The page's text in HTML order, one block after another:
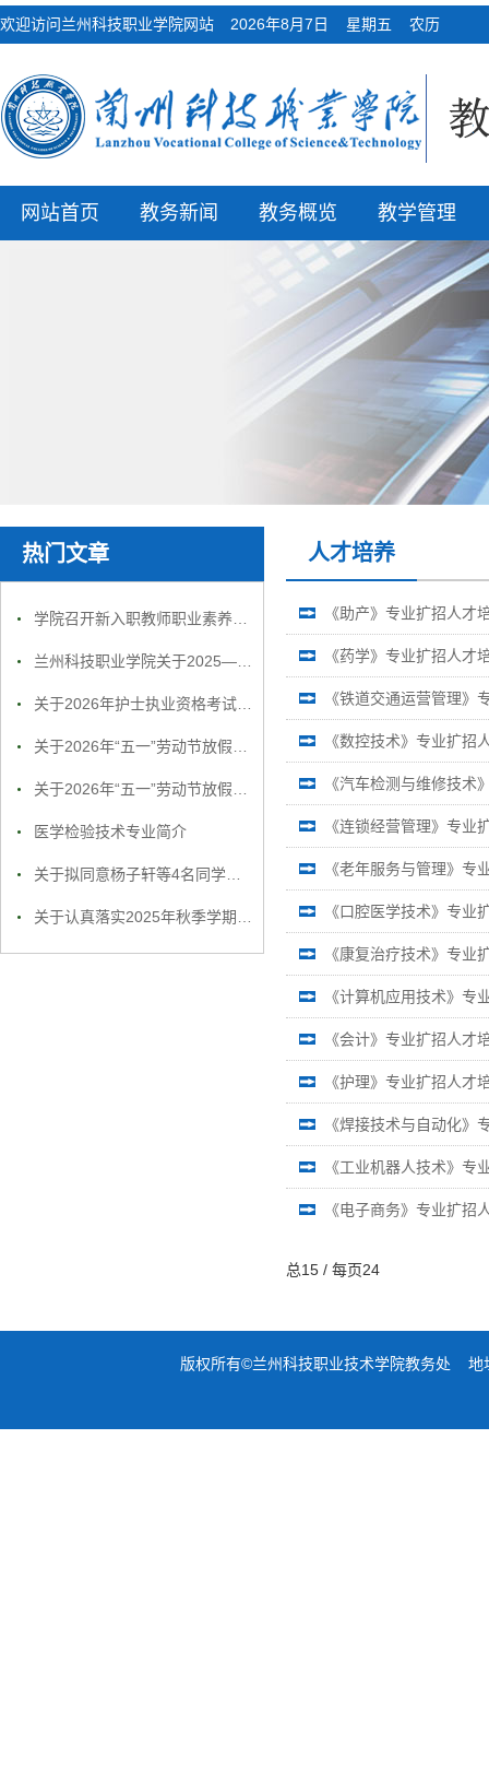
欢迎访问兰州科技职业学院网站 2026年8月7日 星期五 农历
网站首页 教务新闻 教务概览 教学管理
热门文章
医学检验技术专业简介
人才培养
《助产》专业扩招人才
《药学》专业扩招人才
《铁道交通运营管理》
《数控技术》专业扩招
《汽车检测与维修技术
《连锁经营管理》专业
《老年服务与管理》专
《口腔医学技术》专业
《康复治疗技术》专业
《计算机应用技术》专
《会计》专业扩招人才
《护理》专业扩招人才
《焊接技术与自动化》
《工业机器人技术》专
《电子商务》专业扩招
总15 / 每页24
版权所有©兰州科技职业技术学院教务处